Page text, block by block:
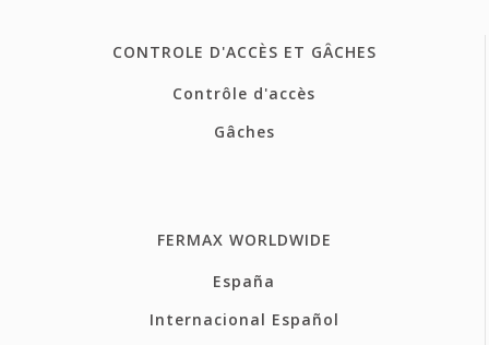
CONTROLE D'ACCÈS ET GÂCHES
Contrôle d'accès
Gâches
FERMAX WORLDWIDE
España
Internacional Español